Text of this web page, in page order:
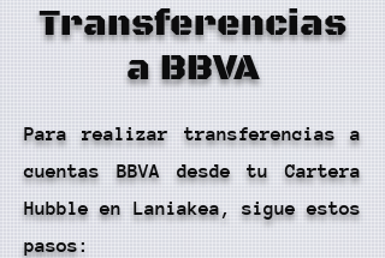
Transferencias
a BBVA
Para realizar transferencias a
cuentas BBVA desde tu Cartera
Hubble en Laniakea, sigue estos
pasos: